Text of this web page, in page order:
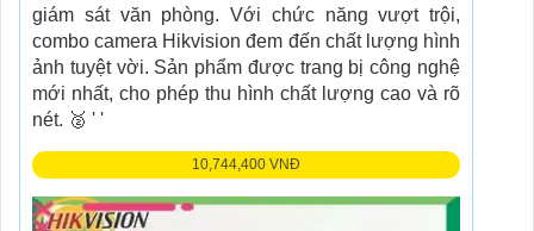
10,744,400 VNĐ
giám sát văn phòng. Với chức năng vượt trội,
combo camera Hikvision đem đến chất lượng hình
ảnh tuyệt vời. Sản phẩm được trang bị công nghệ
mới nhất, cho phép thu hình chất lượng cao và rõ
nét. 🥈️ ' '